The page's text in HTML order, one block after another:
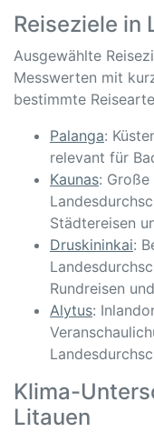
Reiseziele in
Ausgewählte
Messwerten mit
bestimmte
Palanga:
relevant für
Kaunas:
Städtereisen
Druskininkai:
Rundreisen
Alytus:
Klima-
Litauen